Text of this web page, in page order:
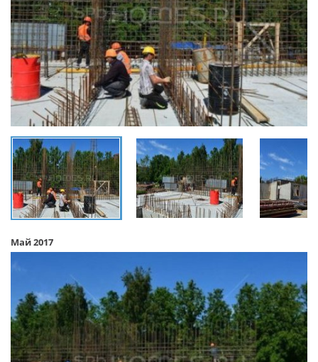
Май 2017